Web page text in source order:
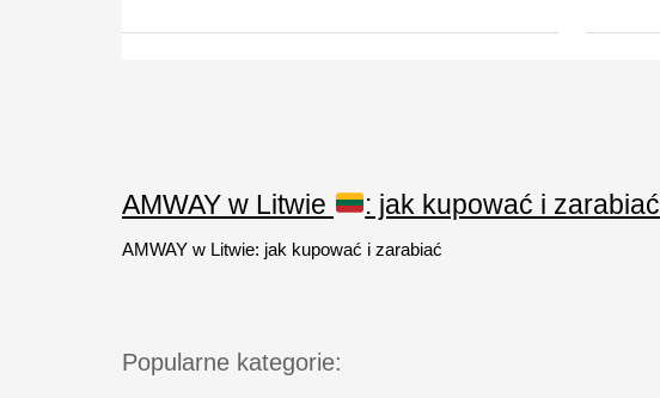
AMWAY w Litwie : jak kupować i zarabiać
AMWAY w Litwie: jak kupować i zarabiać
Popularne kategorie: